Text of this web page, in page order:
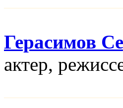
Герасимов
актер,